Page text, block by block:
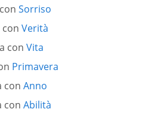
Sorriso
con Verità
con Vita
Primavera
con Anno
con Abilità